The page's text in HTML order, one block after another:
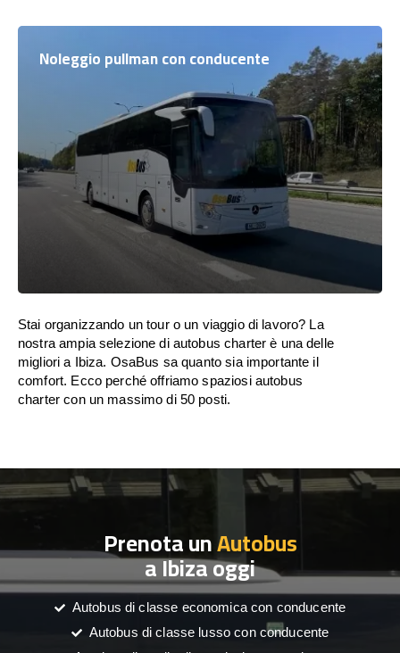
Noleggio pullman con conducente
Stai organizzando un tour o un viaggio di lavoro? La
nostra ampia selezione di autobus charter è una delle
migliori a Ibiza. OsaBus sa quanto sia importante il
comfort. Ecco perché offriamo spaziosi autobus
charter con un massimo di 50 posti.
Prenota unAutobus
a Ibiza oggi
Autobus di classe economica con conducente
Autobus di classe lusso con conducente